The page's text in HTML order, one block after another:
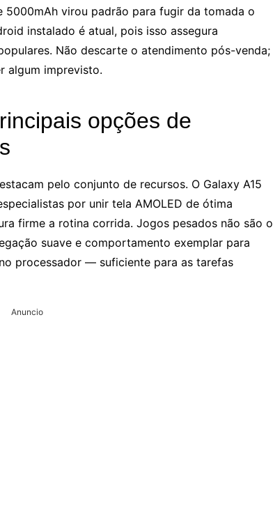
5000mAh virou padrão para fugir da tomada o
instalado é atual, pois isso assegura
Não descarte o atendimento pós-venda;
algum imprevisto.
opções de
pelo conjunto de recursos. O Galaxy A15
por unir tela AMOLED de ótima
firme a rotina corrida. Jogos pesados não são o
suave e comportamento exemplar para
processador — suficiente para as tarefas
Anuncio